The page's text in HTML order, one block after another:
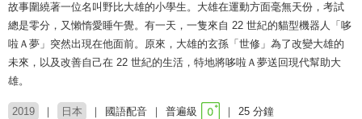
故事圍繞著一位名叫野比大雄的小學生。大雄在運動方面毫無天份，考試
總是零分，又懶惰愛睡午覺。有一天，一隻來自 22 世紀的貓型機器人「哆
啦Ａ夢」突然出現在他面前。原來，大雄的玄孫「世修」為了改變大雄的
未來，以及改善自己在 22 世紀的生活，特地將哆啦Ａ夢送回現代幫助大
雄。
2019 日本 國語配音 普遍級 25 分鐘